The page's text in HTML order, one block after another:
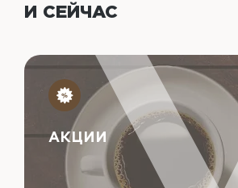
И СЕЙЧАС
АКЦИИ